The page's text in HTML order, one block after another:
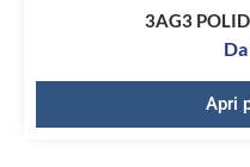
3AG3
Da
Apri